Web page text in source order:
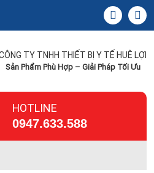
TY TNHH THIẾT BỊ Y TẾ HUÊ LỢI
Sản Phẩm Phù Hợp – Giải Pháp Tối Ưu
HOTLINE
0947.633.588